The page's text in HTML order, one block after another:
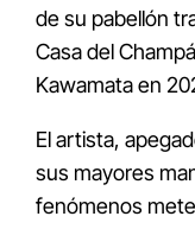
de su pabellón
Casa del
Kawamata en
El artista,
sus mayores
fenómenos